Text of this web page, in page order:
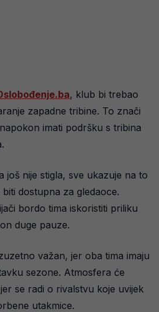
, klub bi trebao
zapadne tribine. To znači
imati podršku s tribina
još nije stigla, sve ukazuje na to
dostupna za gledaoce.
bordo tima iskoristiti priliku
duge pauze.
važan, jer oba tima imaju
sezone. Atmosfera će
se radi o rivalstvu koje uvijek
utakmice.